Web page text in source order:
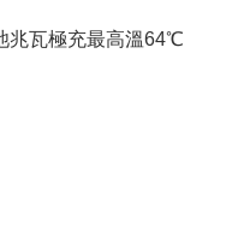
兆瓦極充最高溫64℃